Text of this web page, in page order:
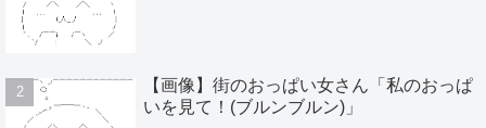
【画像】街のおっぱい女さん「私のおっぱ
いを見て！(ブルンブルン)」